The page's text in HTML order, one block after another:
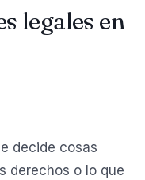
legales en
decide cosas
derechos o lo que